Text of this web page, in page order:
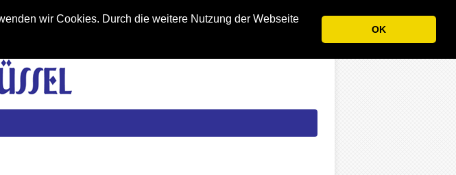
wir Cookies. Durch die weitere Nutzung der Webseite
OK